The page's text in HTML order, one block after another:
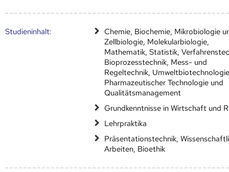
Studien­inhalt:
Chemie, Biochemie, Mikrobiologie
Zellbiologie, Molekularbiologie,
Mathematik, Statistik,
Bioprozesstechnik, Mess- und
Regeltechnik,
Pharmazeutischer Technologie und
Qualitätsmanagement
Grundkenntnisse in Wirtschaft und
Lehrpraktika
Präsentationstechnik,
Arbeiten, Bioethik